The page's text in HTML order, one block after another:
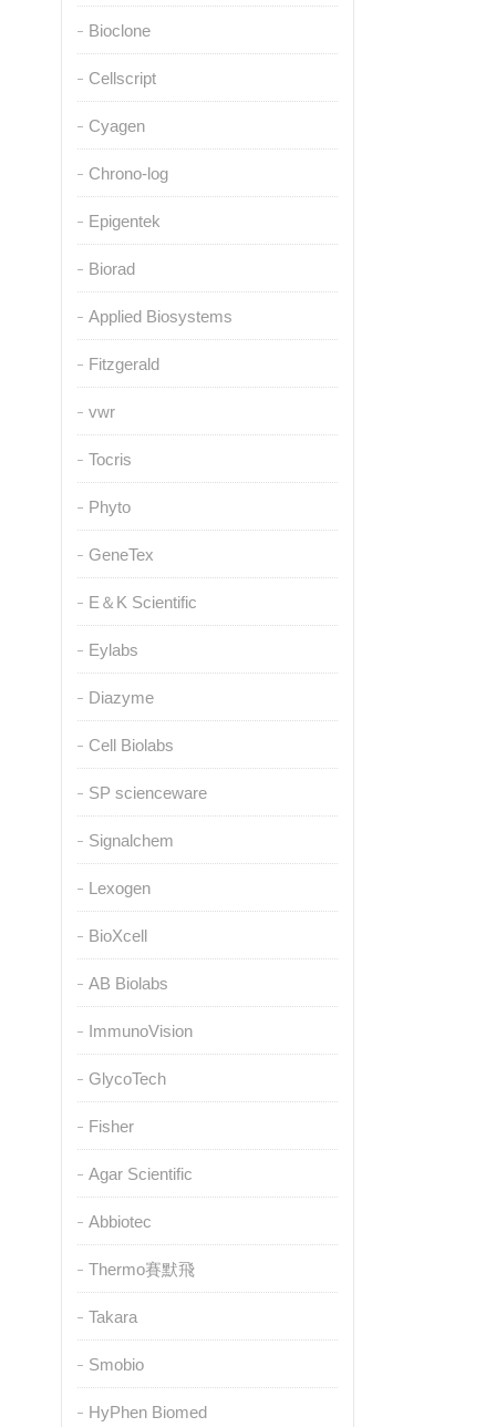
Bioclone
Cellscript
Cyagen
Chrono-log
Epigentek
Biorad
Applied Biosystems
Fitzgerald
vwr
Tocris
Phyto
GeneTex
E＆K Scientific
Eylabs
Diazyme
Cell Biolabs
SP scienceware
Signalchem
Lexogen
BioXcell
AB Biolabs
ImmunoVision
GlycoTech
Fisher
Agar Scientific
Abbiotec
Thermo賽默飛
Takara
Smobio
HyPhen Biomed